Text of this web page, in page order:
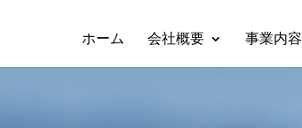
ホーム 会社概要 事業内容